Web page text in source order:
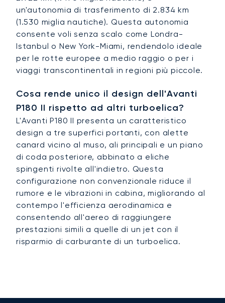
un'autonomia di trasferimento di 2.834 km
(1.530 miglia nautiche). Questa autonomia
consente voli senza scalo come Londra-
Istanbul o New York-Miami, rendendolo ideale
per le rotte europee a medio raggio o per i
viaggi transcontinentali in regioni più piccole.
Cosa rende unico il design dell'Avanti
P180 II rispetto ad altri turboelica?
L'Avanti P180 II presenta un caratteristico
design a tre superfici portanti, con alette
canard vicino al muso, ali principali e un piano
di coda posteriore, abbinato a eliche
spingenti rivolte all'indietro. Questa
configurazione non convenzionale riduce il
rumore e le vibrazioni in cabina, migliorando al
contempo l'efficienza aerodinamica e
consentendo all'aereo di raggiungere
prestazioni simili a quelle di un jet con il
risparmio di carburante di un turboelica.